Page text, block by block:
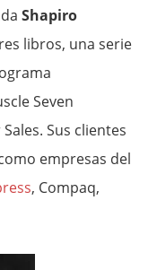
Shapiro
libros, una serie
Seven
Sus clientes
empresas del
, Compaq,